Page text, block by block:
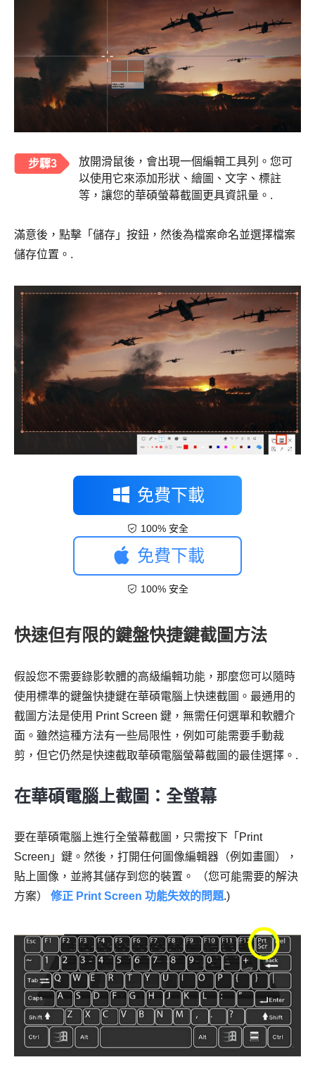
步驟3
放開滑鼠後，會出現一個編輯工具列。您可
以使用它來添加形狀、繪圖、文字、標註
等，讓您的華碩螢幕截圖更具資訊量。.
滿意後，點擊「儲存」按鈕，然後為檔案命名並選擇檔案
儲存位置。.
免費下載
100% 安全
免費下載
100% 安全
快速但有限的鍵盤快捷鍵截圖方法
假設您不需要錄影軟體的高級編輯功能，那麼您可以隨時
使用標準的鍵盤快捷鍵在華碩電腦上快速截圖。最通用的
截圖方法是使用 Print Screen 鍵，無需任何選單和軟體介
面。雖然這種方法有一些局限性，例如可能需要手動裁
剪，但它仍然是快速截取華碩電腦螢幕截圖的最佳選擇。.
在華碩電腦上截圖：全螢幕
要在華碩電腦上進行全螢幕截圖，只需按下「Print
Screen」鍵。然後，打開任何圖像編輯器（例如畫圖），
貼上圖像，並將其儲存到您的裝置。 （您可能需要的解決
方案） 修正 Print Screen 功能失效的問題.)